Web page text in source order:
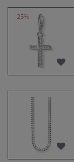
-25%